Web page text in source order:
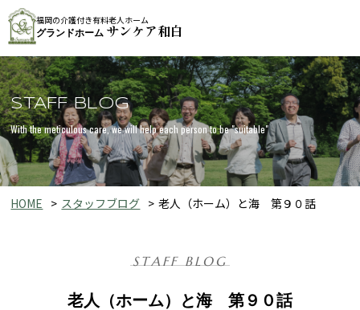
福岡の介護付き有料老人ホーム
グランドホーム サンケア和白
STAFF BLOG
With the meticulous care, we will help each person to be "suitable"
HOME スタッフブログ 老人（ホーム）と海 第９０話
STAFF BLOG
老人（ホーム）と海 第９０話